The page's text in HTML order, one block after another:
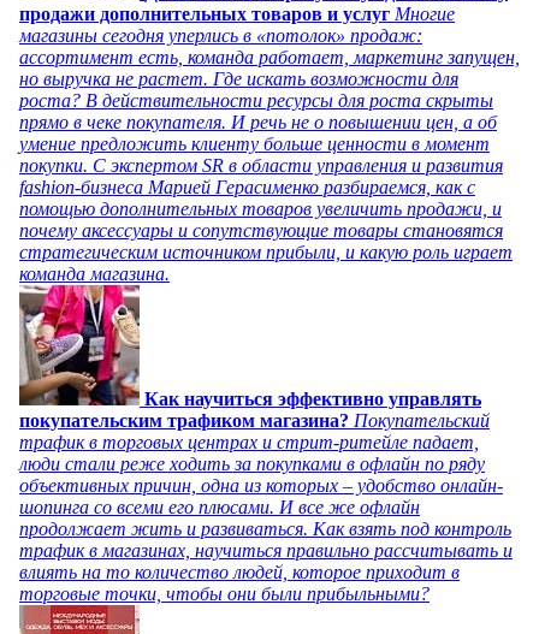
продажи дополнительных товаров и услуг Многие
магазины сегодня уперлись в «потолок» продаж:
ассортимент есть, команда работает, маркетинг запущен,
но выручка не растет. Где искать возможности для
роста? В действительности ресурсы для роста скрыты
прямо в чеке покупателя. И речь не о повышении цен, а об
умение предложить клиенту больше ценности в момент
покупки. С экспертом SR в области управления и развития
fashion-бизнеса Марией Герасименко разбираемся, как с
помощью дополнительных товаров увеличить продажи, и
почему аксессуары и сопутствующие товары становятся
стратегическим источником прибыли, и какую роль играет
команда магазина.
Как научиться эффективно управлять
покупательским трафиком магазина? Покупательский
трафик в торговых центрах и стрит-ритейле падает,
люди стали реже ходить за покупками в офлайн по ряду
объективных причин, одна из которых – удобство онлайн-
шопинга со всеми его плюсами. И все же офлайн
продолжает жить и развиваться. Как взять под контроль
трафик в магазинах, научиться правильно рассчитывать и
влиять на то количество людей, которое приходит в
торговые точки, чтобы они были прибыльными?